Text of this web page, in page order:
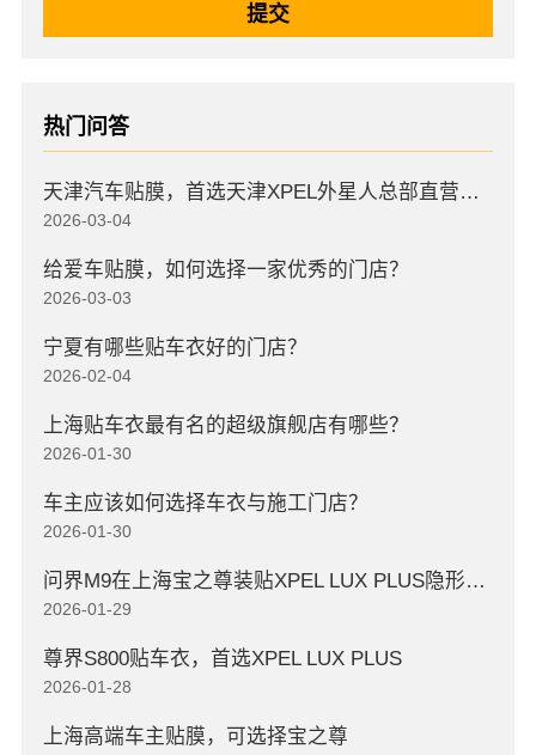
热门问答
天津汽车贴膜，首选天津XPEL外星人总部直营店，高口碑店
2026-03-04
给爱车贴膜，如何选择一家优秀的门店？
2026-03-03
宁夏有哪些贴车衣好的门店？
2026-02-04
上海贴车衣最有名的超级旗舰店有哪些？
2026-01-30
车主应该如何选择车衣与施工门店？
2026-01-30
问界M9在上海宝之尊装贴XPEL LUX PLUS隐形车衣
2026-01-29
尊界S800贴车衣，首选XPEL LUX PLUS
2026-01-28
上海高端车主贴膜，可选择宝之尊